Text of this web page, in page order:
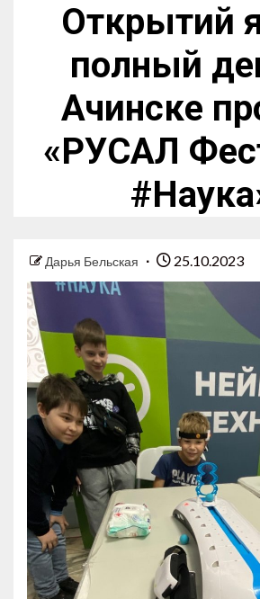
Открытий
полный
Ачинске
«РУСАЛ
Дарья Бельская 25.10.2023